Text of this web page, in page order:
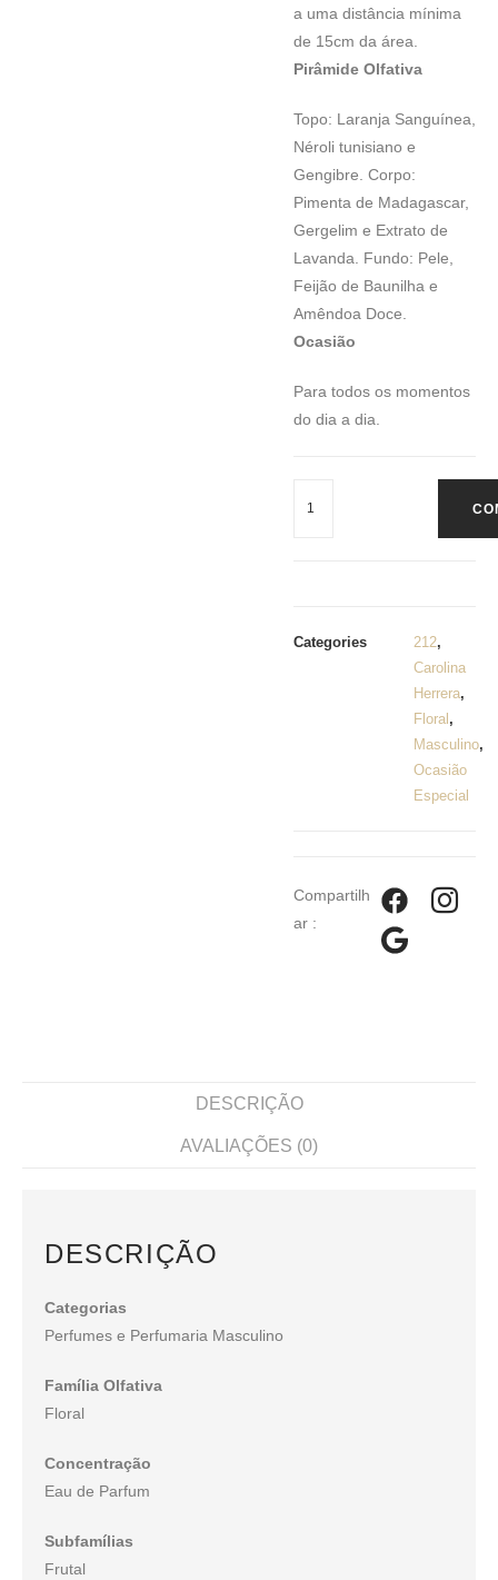
a uma distância mínima
de 15cm da área.
Pirâmide Olfativa
Topo: Laranja Sanguínea,
Néroli tunisiano e
Gengibre. Corpo:
Pimenta de Madagascar,
Gergelim e Extrato de
Lavanda. Fundo: Pele,
Feijão de Baunilha e
Amêndoa Doce.
Ocasião
Para todos os momentos
do dia a dia.
Categories 212,
Carolina
Herrera,
Floral ,
Masculino,
Ocasião
Especial
Compartilh
ar :
DESCRIÇÃO
AVALIAÇÕES (0)
DESCRIÇÃO
Categorias
Perfumes e Perfumaria Masculino
Família Olfativa
Floral
Concentração
Eau de Parfum
Subfamílias
Frutal